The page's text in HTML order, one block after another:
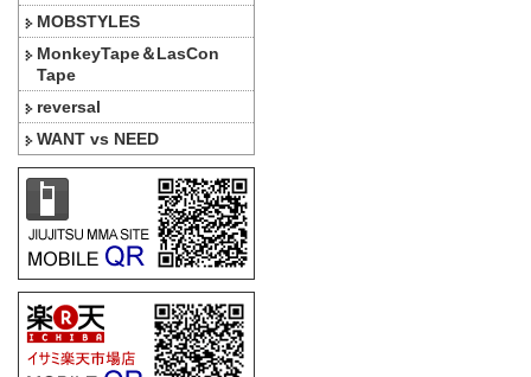
MOBSTYLES
MonkeyTape＆LasCon
Tape
reversal
WANT vs NEED